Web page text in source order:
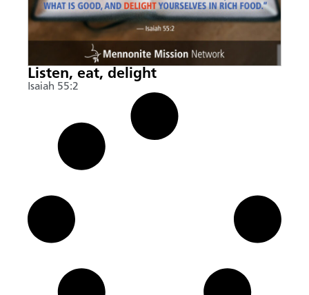
Listen, eat, delight
Isaiah 55:2